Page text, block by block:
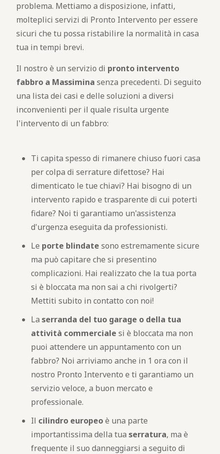
problema. Mettiamo a disposizione, infatti,
molteplici servizi di Pronto Intervento per essere
sicuri che tu possa ristabilire la normalità in casa
tua in tempi brevi.
Il nostro è un servizio di pronto intervento
fabbro a Massimina senza precedenti. Di seguito
una lista dei casi e delle soluzioni a diversi
inconvenienti per il quale risulta urgente
l'intervento di un fabbro:
Ti capita spesso di rimanere chiuso fuori casa
per colpa di serrature difettose? Hai
dimenticato le tue chiavi? Hai bisogno di un
intervento rapido e trasparente di cui poterti
fidare? Noi ti garantiamo un'assistenza
d'urgenza eseguita da professionisti.
Le porte blindate sono estremamente sicure
ma può capitare che si presentino
complicazioni. Hai realizzato che la tua porta
si è bloccata ma non sai a chi rivolgerti?
Mettiti subito in contatto con noi!
La serranda del tuo garage o della tua
attività commerciale si è bloccata ma non
puoi attendere un appuntamento con un
fabbro? Noi arriviamo anche in 1 ora con il
nostro Pronto Intervento e ti garantiamo un
servizio veloce, a buon mercato e
professionale.
Il cilindro europeoè una parte
importantissima della tua serratura, ma è
frequente il suo danneggiarsi a seguito di